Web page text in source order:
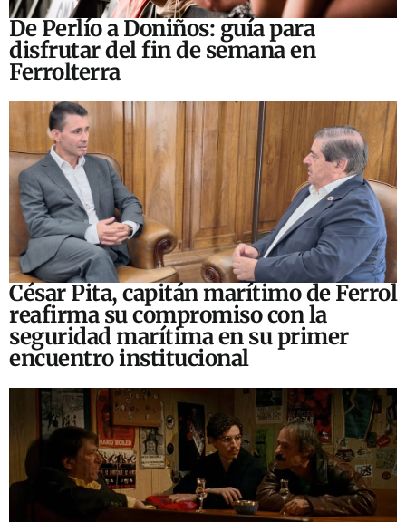
De Perlío a Doniños: guía para
disfrutar del fin de semana en
Ferrolterra
César Pita, capitán marítimo de Ferrol
reafirma su compromiso con la
seguridad marítima en su primer
encuentro institucional